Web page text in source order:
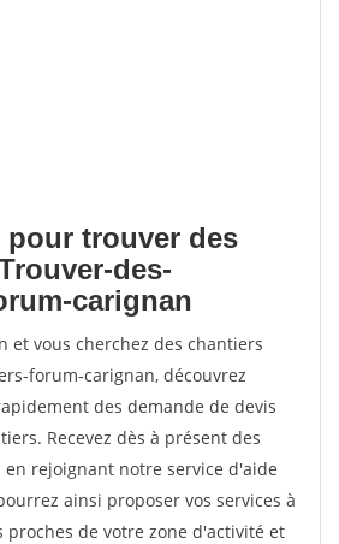
trouver des
des-
carignan
et vous cherchez des chantiers
forum-carignan, découvrez
des demande de devis
Recevez dès à présent des
en rejoignant notre service d'aide
ainsi proposer vos services à
de votre zone d'activité et